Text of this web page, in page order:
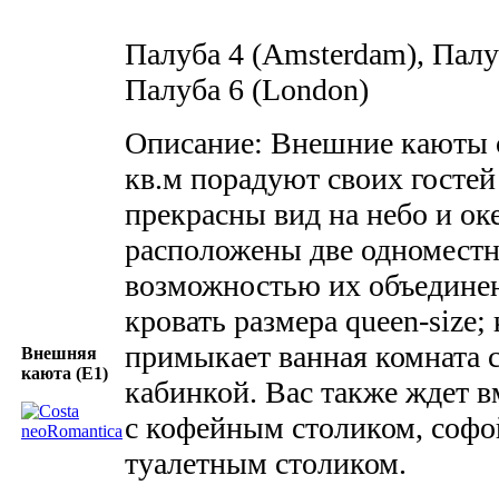
Внешняя
каюта (E1)
Палуба 4 (Amsterdam),
Палуба 6 (London)
Описание: Внешние
кв.м порадуют своих
прекрасны вид на небо и
расположены две
возможностью их
кровать размера queen-
примыкает ванная комната
кабинкой. Вас также ждет
с кофейным столиком,
туалетным столиком.